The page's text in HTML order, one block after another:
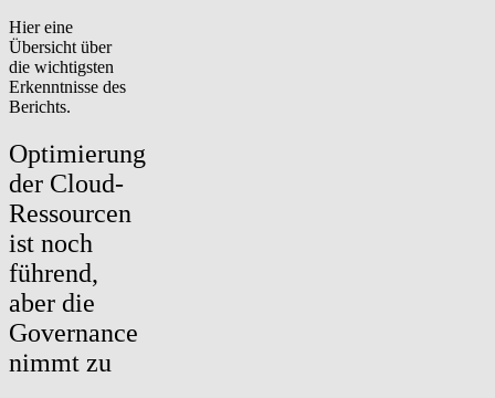
Hier eine
Übersicht über
die wichtigsten
Erkenntnisse des
Berichts.
Optimierung
der Cloud-
Ressourcen
ist noch
führend,
aber die
Governance
nimmt zu